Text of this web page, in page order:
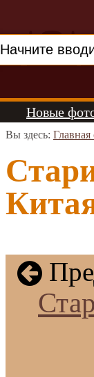
Новые
Вы здесь: Главная